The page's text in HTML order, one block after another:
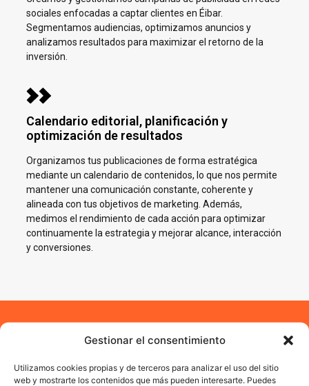
Gestionar el consentimiento
Utilizamos cookies propias y de terceros para analizar el uso del sitio
web y mostrarte los contenidos que más pueden interesarte. Puedes
sociales enfocadas a captar clientes en Éibar.
Segmentamos audiencias, optimizamos anuncios y
analizamos resultados para maximizar el retorno de la
inversión.
Calendario editorial, planificación y
optimización de resultados
Organizamos tus publicaciones de forma estratégica
mediante un calendario de contenidos, lo que nos permite
mantener una comunicación constante, coherente y
alineada con tus objetivos de marketing. Además,
medimos el rendimiento de cada acción para optimizar
continuamente la estrategia y mejorar alcance, interacción
y conversiones.
Impulsamos tu negocio en
Redes Sociales en Éibar